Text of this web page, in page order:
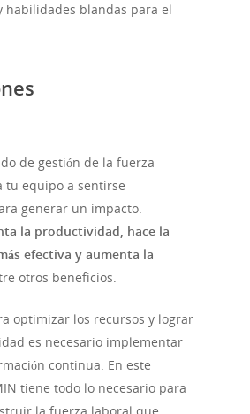
habilidades blandas para el
de gestión de la fuerza
tu equipo a sentirse
generar un impacto.
la productividad, hace la
efectiva y aumenta la
otros beneficios.
optimizar los recursos y lograr
es necesario implementar
continua. En este
tiene todo lo necesario para